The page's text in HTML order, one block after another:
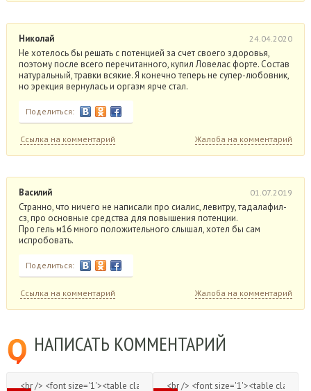
Николай 24.04.2020
Не хотелось бы решать с потенцией за счет своего здоровья,
поэтому после всего перечитанного, купил Ловелас форте. Состав
натуральный, травки всякие. Я конечно теперь не супер-любовник,
но эрекция вернулась и оргазм ярче стал.
Поделиться:
Ссылка на комментарий Жалоба на комментарий
Василий 01.07.2019
Странно, что ничего не написали про сиалис, левитру, тадалафил-
сз, про основные средства для повышения потенции.
Про гель м16 много положительного слышал, хотел бы сам
испробовать.
Поделиться:
Ссылка на комментарий Жалоба на комментарий
НАПИСАТЬ КОММЕНТАРИЙ